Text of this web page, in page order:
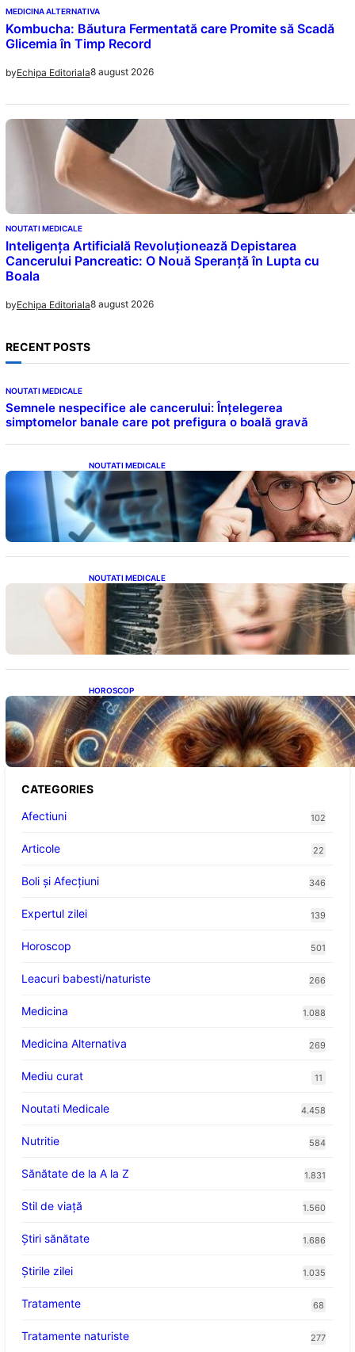
MEDICINA ALTERNATIVA
Kombucha: Băutura Fermentată care Promite să Scadă
Glicemia în Timp Record
byEchipa Editoriala8 august 2026
NOUTATI MEDICALE
Inteligența Artificială Revoluționează Depistarea
Cancerului Pancreatic: O Nouă Speranță în Lupta cu
Boala
byEchipa Editoriala8 august 2026
RECENT POSTS
NOUTATI MEDICALE
Semnele nespecifice ale cancerului: Înțelegerea
simptomelor banale care pot prefigura o boală gravă
NOUTATI MEDICALE
Inteligența dincolo de note: Semnele unui IQ
ridicat care nu țin de școală
NOUTATI MEDICALE
Semnele unei deficiențe de proteine:
Impactul asupra sănătății tale
HOROSCOP
Portalul Leului 8/8: Oportunități de
Abundență pentru Cinci Zodii în 2026
CATEGORIES
Afectiuni
102
Articole 22
Boli și Afecțiuni 346
Expertul zilei 139
Horoscop 501
Leacuri babesti/naturiste 266
Medicina 1.088
Medicina Alternativa 269
Mediu curat 11
Noutati Medicale 4.458
Nutritie 584
Sănătate de la A la Z 1.831
Stil de viaţă 1.560
Ştiri sănătate 1.686
Știrile zilei 1.035
Tratamente 68
Tratamente naturiste 277